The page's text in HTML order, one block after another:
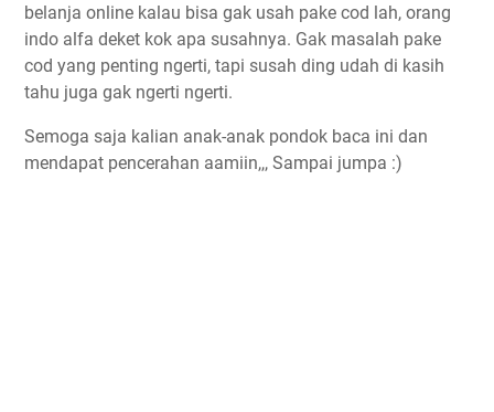
belanja online kalau bisa gak usah pake cod lah, orang
indo alfa deket kok apa susahnya. Gak masalah pake
cod yang penting ngerti, tapi susah ding udah di kasih
tahu juga gak ngerti ngerti.
Semoga saja kalian anak-anak pondok baca ini dan
mendapat pencerahan aamiin,,, Sampai jumpa :)